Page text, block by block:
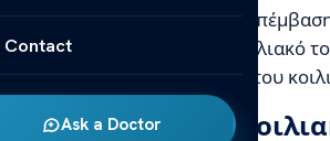
Contact
Ask a Doctor
Πως γίνεται η χειρουργική
πρήξιμο και ο πόνος στο κοιλιακό
εμφανή συμπτώματα κήλης του
Τι είναι μια κήλη